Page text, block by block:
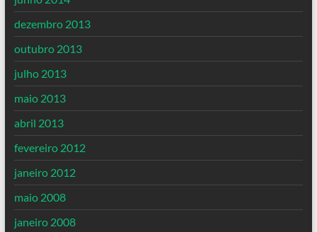
dezembro 2013
outubro 2013
julho 2013
maio 2013
abril 2013
fevereiro 2012
janeiro 2012
maio 2008
janeiro 2008